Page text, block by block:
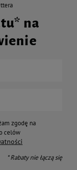
na
zgodę na
celów
* Rabaty nie łączą się